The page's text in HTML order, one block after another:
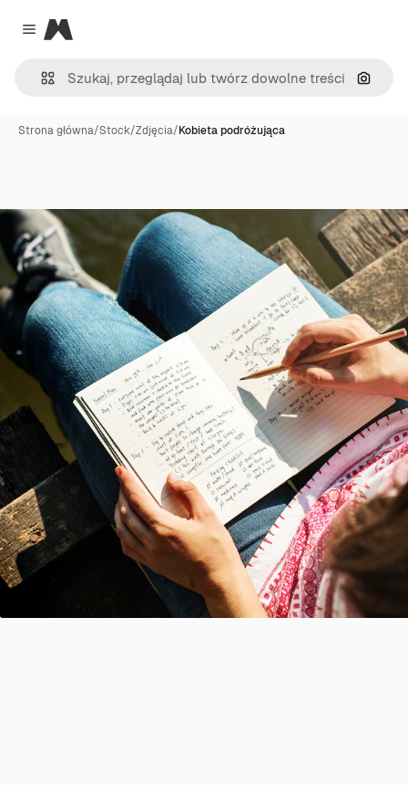
Close menu
Magnific
Szukaj
Strona główna/Stock/Zdjęcia/Kobieta podróżująca